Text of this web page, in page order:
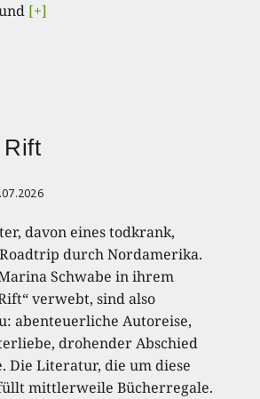
[+]
Rift
davon eines todkrank,
durch Nordamerika.
Schwabe in ihrem
verwebt, sind also
abenteuerliche Autoreise,
drohender Abschied
Die Literatur, die um diese
mittlerweile Bücherregale.